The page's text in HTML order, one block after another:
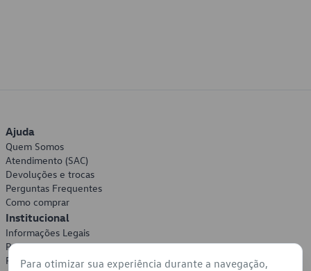
Ajuda
Quem Somos
Atendimento (SAC)
Devoluções e trocas
Perguntas Frequentes
Como comprar
Institucional
Informações Legais
Política de Privacidade
Política de Cookies
Para otimizar sua experiência durante a navegação,